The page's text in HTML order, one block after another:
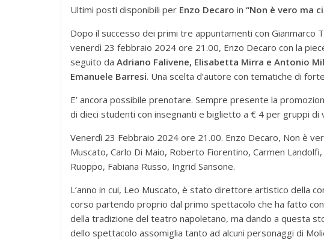
Ultimi posti disponibili per Enzo Decaro in “Non è vero ma
Dopo il successo dei primi tre appuntamenti con Gianmarco
venerdì 23 febbraio 2024 ore 21.00, Enzo Decaro con la
seguito da Adriano Falivene, Elisabetta Mirra e Antonio
Emanuele Barresi. Una scelta d’autore con tematiche di
E’ ancora possibile prenotare. Sempre presente la
di dieci studenti con insegnanti e biglietto a € 4 per gruppi di
Venerdì 23 Febbraio 2024 ore 21.00. Enzo Decaro, Non è
Muscato, Carlo Di Maio, Roberto Fiorentino, Carmen
Ruoppo, Fabiana Russo, Ingrid Sansone.
L’anno in cui, Leo Muscato, è stato direttore artistico della
corso partendo proprio dal primo spettacolo che ha fatto
della tradizione del teatro napoletano, ma dando a questa
dello spettacolo assomiglia tanto ad alcuni personaggi di